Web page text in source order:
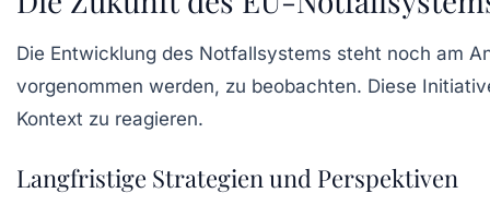
Die Entwicklung des Notfallsystems steht noch am
vorgenommen werden, zu beobachten. Diese
Kontext zu reagieren.
Langfristige Strategien und Perspektiven